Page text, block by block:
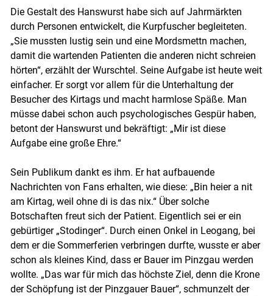
Die Gestalt des Hanswurst habe sich auf Jahrmärkten
durch Personen entwickelt, die Kurpfuscher begleiteten.
„Sie mussten lustig sein und eine Mordsmettn machen,
damit die wartenden Patienten die anderen nicht schreien
hörten“, erzählt der Wurschtel. Seine Aufgabe ist heute weit
einfacher. Er sorgt vor allem für die Unterhaltung der
Besucher des Kirtags und macht harmlose Späße. Man
müsse dabei schon auch psychologisches Gespür haben,
betont der Hanswurst und bekräftigt: „Mir ist diese
Aufgabe eine große Ehre.“
Sein Publikum dankt es ihm. Er hat aufbauende
Nachrichten von Fans erhalten, wie diese: „Bin heier a nit
am Kirtag, weil ohne di is das nix.“ Über solche
Botschaften freut sich der Patient. Eigentlich sei er ein
gebürtiger „Stodinger“. Durch einen Onkel in Leogang, bei
dem er die Sommerferien verbringen durfte, wusste er aber
schon als kleines Kind, dass er Bauer im Pinzgau werden
wollte. „Das war für mich das höchste Ziel, denn die Krone
der Schöpfung ist der Pinzgauer Bauer“, schmunzelt der